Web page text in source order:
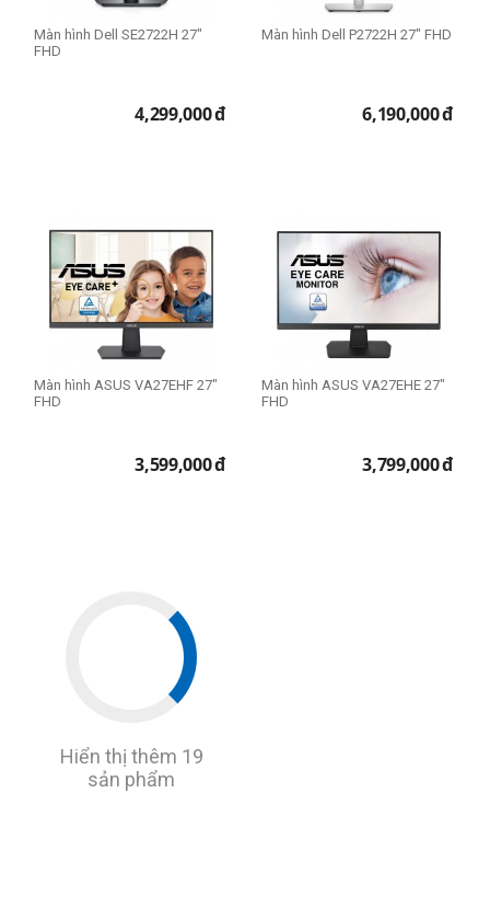
Màn hình Dell SE2722H 27"
FHD
4,299,000đ
Màn hình Dell P2722H 27" FHD
6,190,000đ
Màn hình ASUS VA27EHF 27"
FHD
3,599,000đ
Màn hình ASUS VA27EHE 27"
FHD
3,799,000đ
Hiển thị thêm 19
sản phẩm